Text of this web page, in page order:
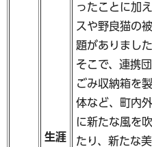
生涯
ったことに加
スや野良猫の
題がありました
そこで、連携
ごみ収納箱を
体など、町内
に新たな風を
たり、新たな